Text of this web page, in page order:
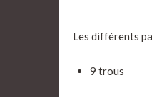
Les différents
9 trous